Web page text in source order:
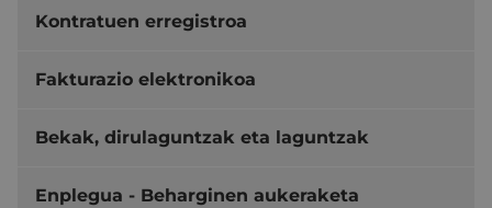
Kontratuen erregistroa
Fakturazio elektronikoa
Bekak, dirulaguntzak eta laguntzak
Enplegua - Beharginen aukeraketa